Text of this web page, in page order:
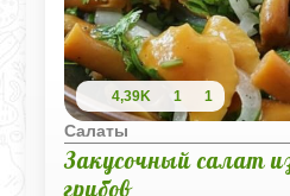
4,39K 1 1
Салаты
Закусочный салат
грибов